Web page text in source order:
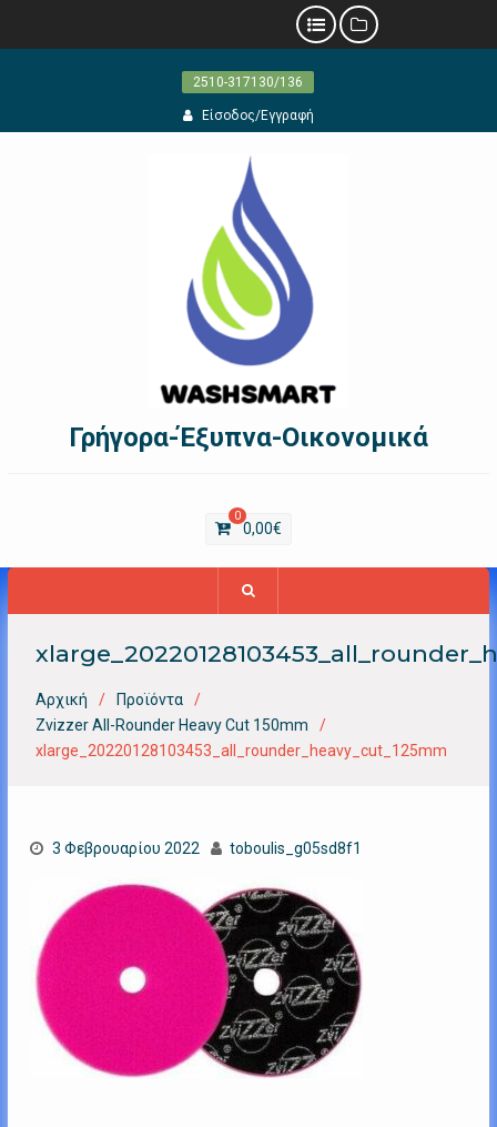
2510-317130/136
Είσοδος/Εγγραφή
Γρήγορα-Έξυπνα-Οικονομικά
0
0,00€
Αρχική
Προϊόντα
Zvizzer All-Rounder Heavy Cut 150mm
xlarge_20220128103453_all_rounder_heavy_cut_125mm
3 Φεβρουαρίου 2022 toboulis_g05sd8f1